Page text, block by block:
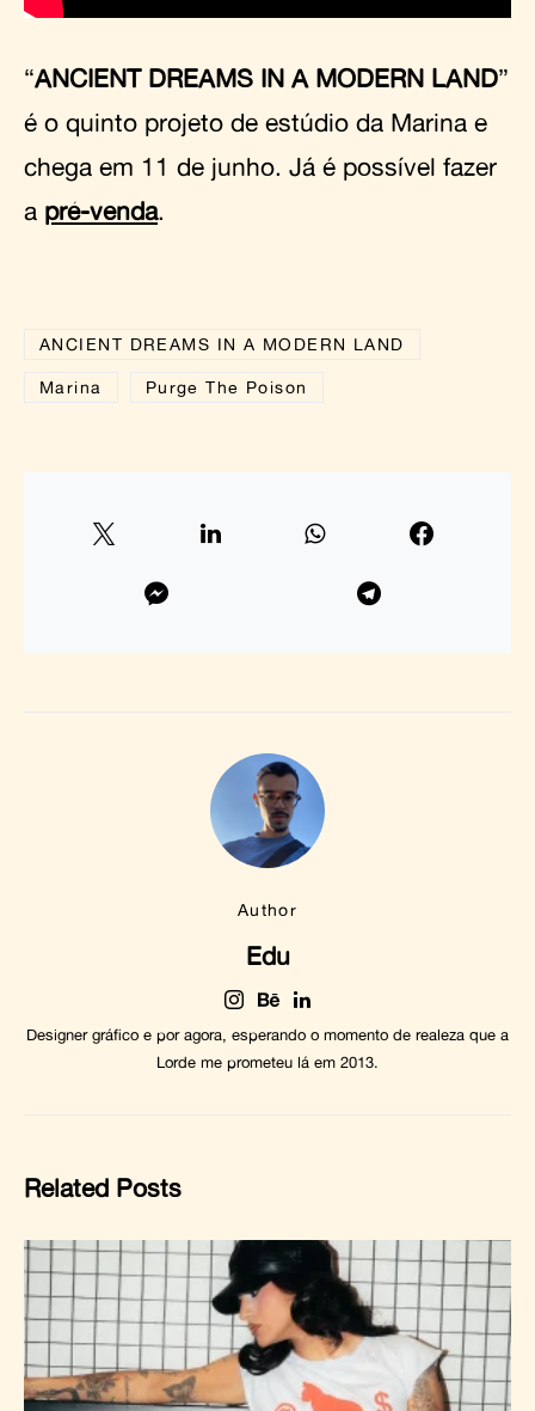
“ANCIENT DREAMS IN A MODERN LAND”
é o quinto projeto de estúdio da Marina e
chega em 11 de junho. Já é possível fazer
a pré-venda.
ANCIENT DREAMS IN A MODERN LAND
Marina Purge The Poison
Author
Edu
Designer gráfico e por agora, esperando o momento de realeza que a
Lorde me prometeu lá em 2013.
Related Posts